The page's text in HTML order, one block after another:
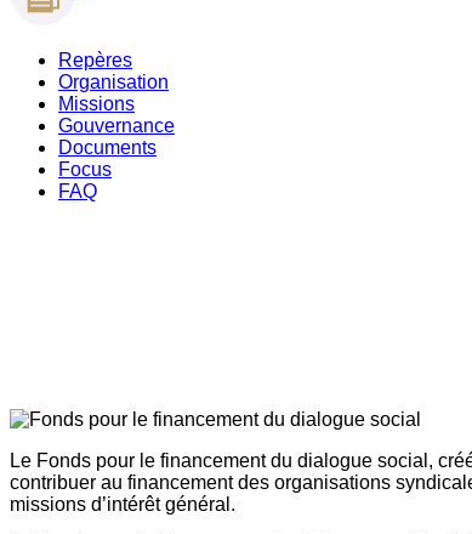
Repères
Organisation
Missions
Gouvernance
Documents
Focus
FAQ
Le Fonds pour le financement du dialogue social,
contribuer au financement des organisations
missions d’intérêt général.